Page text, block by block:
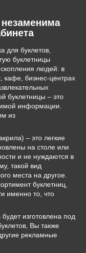
для буклетов,
буклетницы
людей: в
кафе, бизнес-центрах
буклетницы – это
информации.
из
– это легкие
на столе или
и не нуждаются в
такой вид
места на другое.
буклетниц,
именно то, что
изготовлена под
Вы также
рекламные